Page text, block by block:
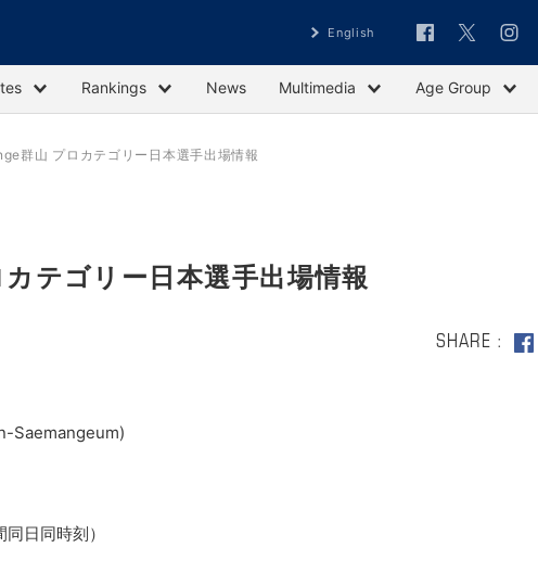
English
Rankings News Multimedia Age Group
群山 プロカテゴリー日本選手出場情報
カテゴリー日本選手出場情報
SHARE
Saemangeum)
日同時刻）